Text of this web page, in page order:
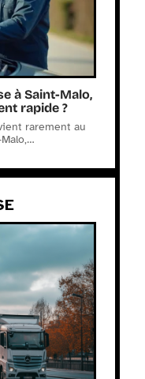
à Saint-Malo,
rapide ?
rarement au
…